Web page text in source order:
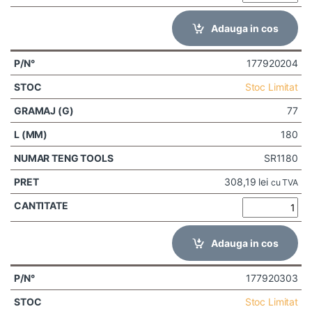
Adauga in cos
177920204
Stoc Limitat
77
180
SR1180
308,19 lei cu TVA
Adauga in cos
177920303
Stoc Limitat